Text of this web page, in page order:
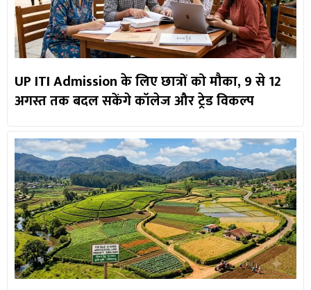
UP ITI Admission के लिए छात्रों को मौका, 9 से 12
अगस्त तक बदल सकेंगे कॉलेज और ट्रेड विकल्प